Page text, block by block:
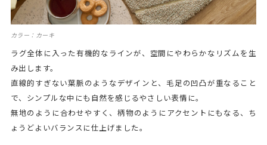
カラー：カーキ
ラグ全体に入った有機的なラインが、空間にやわらかなリズムを生
み出します。
直線的すぎない葉脈のようなデザインと、毛足の凹凸が重なること
で、シンプルな中にも自然を感じるやさしい表情に。
無地のように合わせやすく、柄物のようにアクセントにもなる、ち
ょうどよいバランスに仕上げました。